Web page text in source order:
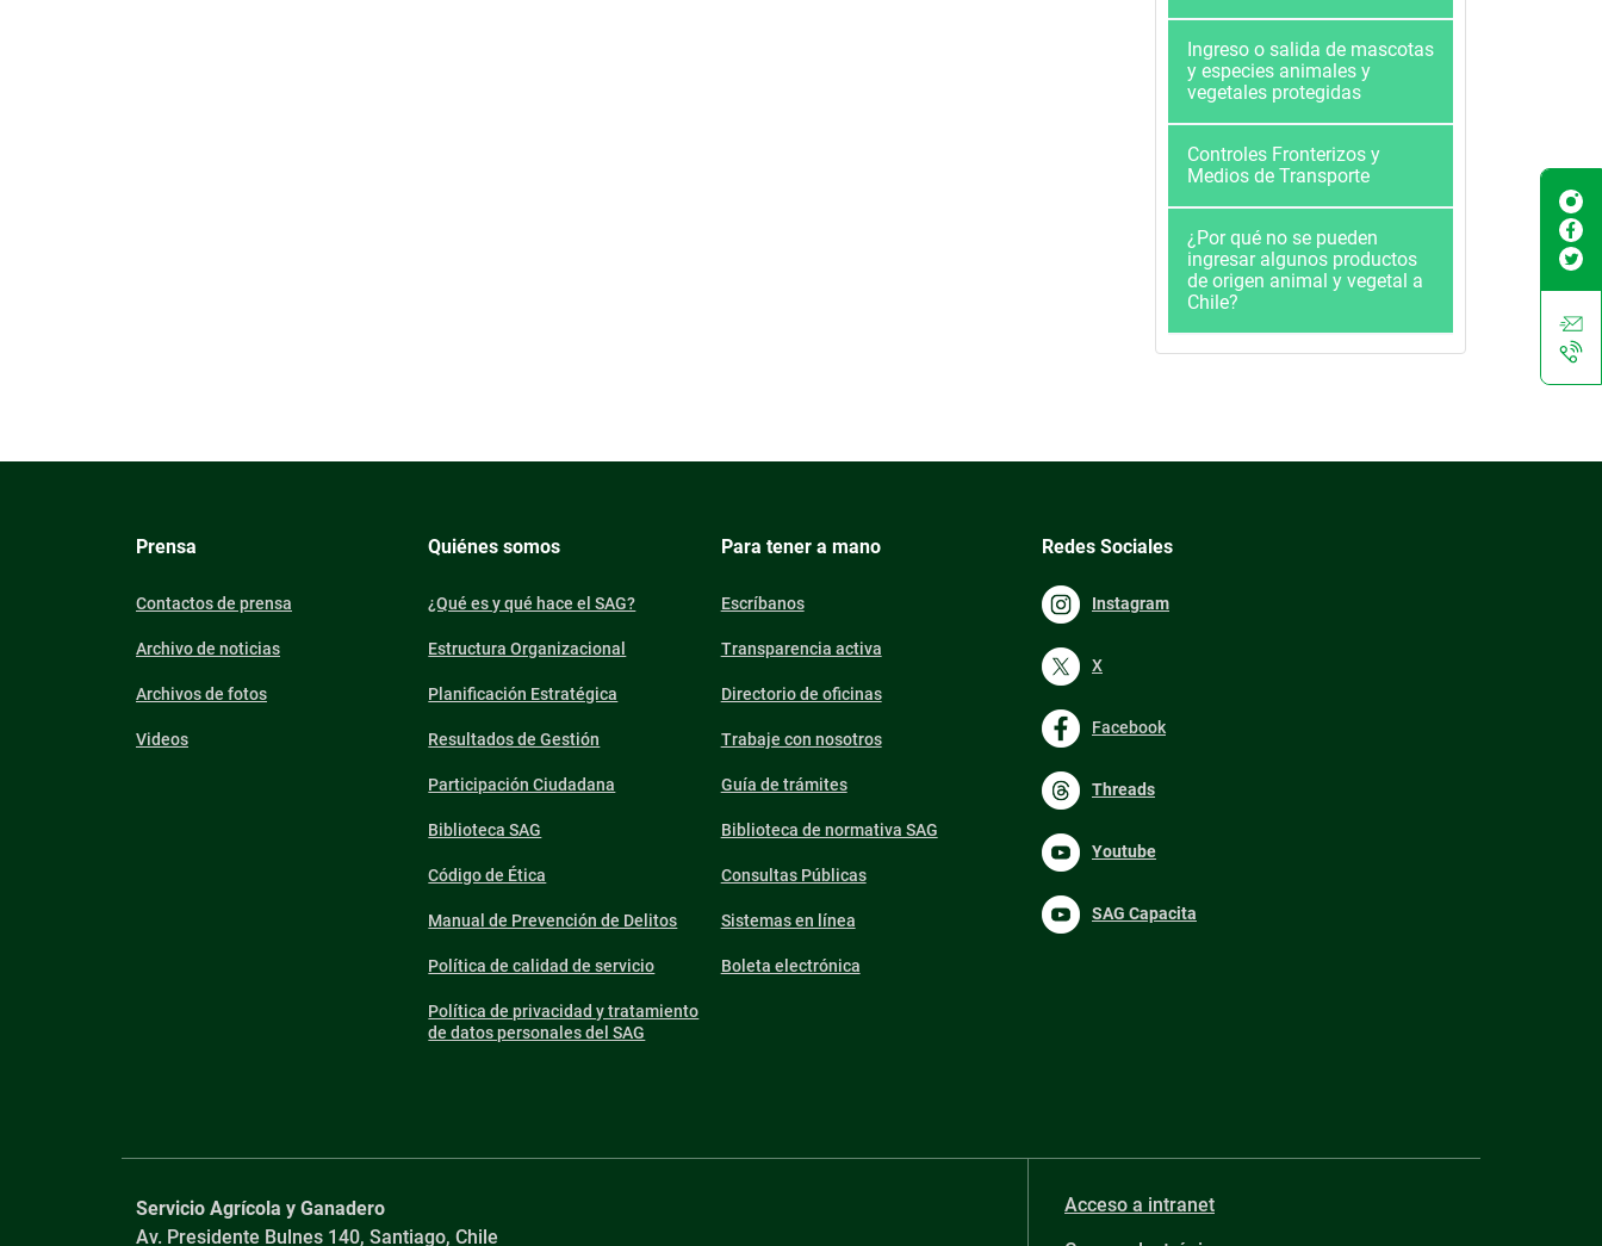
Ingreso o salida de mascotas
y especies animales y
vegetales protegidas
Controles Fronterizos y
Medios de Transporte
¿Por qué no se pueden
ingresar algunos productos
de origen animal y vegetal a
Chile?
Prensa
Contactos de prensa
Archivo de noticias
Archivos de fotos
Videos
Quiénes somos
¿Qué es y qué hace el SAG?
Estructura Organizacional
Planificación Estratégica
Resultados de Gestión
Participación Ciudadana
Biblioteca SAG
Código de Ética
Manual de Prevención de Delitos
Política de calidad de servicio
Política de privacidad y tratamiento
de datos personales del SAG
Para tener a mano
Escríbanos
Transparencia activa
Directorio de oficinas
Trabaje con nosotros
Guía de trámites
Biblioteca de normativa SAG
Consultas Públicas
Sistemas en línea
Boleta electrónica
Redes Sociales
Instagram
X
Facebook
Threads
Youtube
SAG Capacita
Servicio Agrícola y Ganadero
Av. Presidente Bulnes 140, Santiago, Chile
Acceso a intranet